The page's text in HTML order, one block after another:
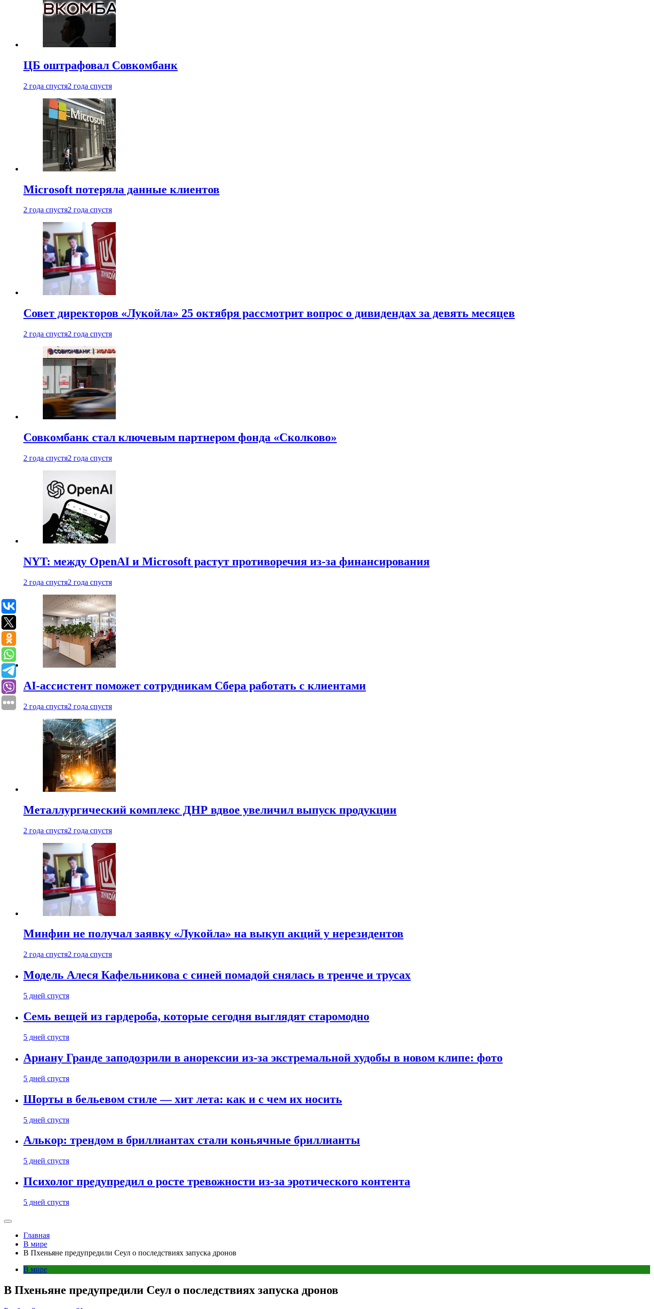
ЦБ оштрафовал Совкомбанк
2 года спустя2 года спустя
Microsoft потеряла данные клиентов
2 года спустя2 года спустя
Совет директоров «Лукойла» 25 октября рассмотрит вопрос о дивидендах за девять месяцев
2 года спустя2 года спустя
Совкомбанк стал ключевым партнером фонда «Сколково»
2 года спустя2 года спустя
NYT: между OpenAI и Microsoft растут противоречия из-за финансирования
2 года спустя2 года спустя
AI-ассистент поможет сотрудникам Сбера работать с клиентами
2 года спустя2 года спустя
Металлургический комплекс ДНР вдвое увеличил выпуск продукции
2 года спустя2 года спустя
Минфин не получал заявку «Лукойла» на выкуп акций у нерезидентов
2 года спустя2 года спустя
Модель Алеся Кафельникова с синей помадой снялась в тренче и трусах
5 дней спустя
Семь вещей из гардероба, которые сегодня выглядят старомодно
5 дней спустя
Ариану Гранде заподозрили в анорексии из-за экстремальной худобы в новом клипе: фото
5 дней спустя
Шорты в бельевом стиле — хит лета: как и с чем их носить
5 дней спустя
Алькор: трендом в бриллиантах стали коньячные бриллианты
5 дней спустя
Психолог предупредил о росте тревожности из-за эротического контента
5 дней спустя
Главная
В мире
В Пхеньяне предупредили Сеул о последствиях запуска дронов
В мире
В Пхеньяне предупредили Сеул о последствиях запуска дронов